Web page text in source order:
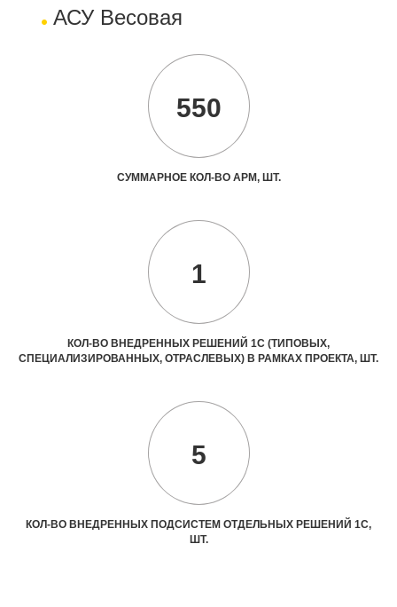
АСУ Весовая
550
СУММАРНОЕ КОЛ-ВО АРМ, ШТ.
1
КОЛ-ВО ВНЕДРЕННЫХ РЕШЕНИЙ 1С (ТИПОВЫХ,
СПЕЦИАЛИЗИРОВАННЫХ, ОТРАСЛЕВЫХ) В РАМКАХ ПРОЕКТА, ШТ.
5
КОЛ-ВО ВНЕДРЕННЫХ ПОДСИСТЕМ ОТДЕЛЬНЫХ РЕШЕНИЙ 1С,
ШТ.